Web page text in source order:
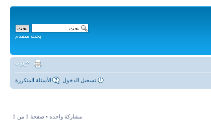
بحث متقدم
الأسئلة المتكررة تسجيل الدخول
مشاركة واحده • صفحة 1 من 1